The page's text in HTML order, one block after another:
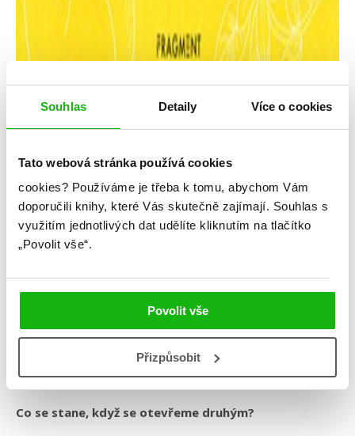
Souhlas Detaily Více o cookies
Tato webová stránka používá cookies
cookies? Používáme je třeba k tomu, abychom Vám
doporučili knihy, které Vás skutečně zajímají. Souhlas s
využitím jednotlivých dat udělíte kliknutím na tlačítko
„Povolit vše“.
Povolit vše
Přizpůsobit
Série: Vůně citrónu
Vůně citrónu
#českáobálka #češtíautoři #humbookfest
#humbookstage
#rodinnédrama
Co se stane, když se otevřeme druhým?